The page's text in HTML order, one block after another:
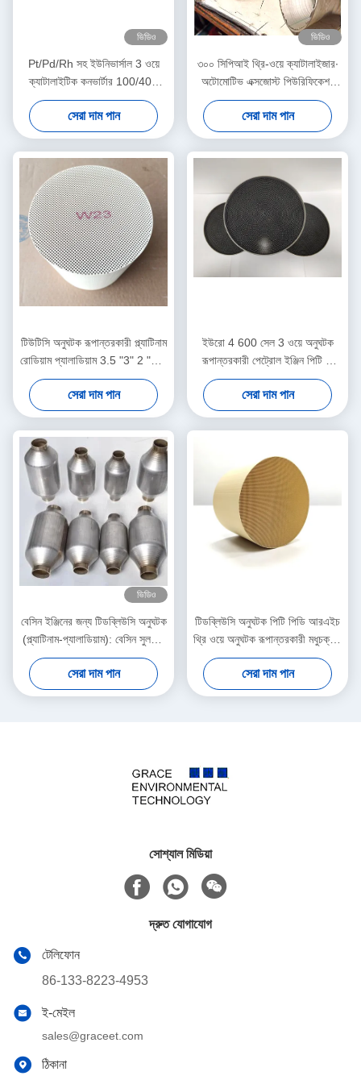
ভিডিও
Pt/Pd/Rh সহ ইউনিভার্সাল 3 ওয়ে
ক্যাটালাইটিক কনভার্টার 100/400
সেল, 2.5 "/3 ইঞ্চি আকার
সেরা দাম পান
ভিডিও
৩০০ সিপিআই থ্রি-ওয়ে ক্যাটালাইজার∙
অটোমোটিভ এক্সজোস্ট পিউরিফিকেশন
সিস্টেম∙ ইউরো ৬ মান পূরণ করে
সেরা দাম পান
টিউটিসি অনুঘটক রূপান্তরকারী প্ল্যাটিনাম
রোডিয়াম প্যালাডিয়াম 3.5 "3" 2 "2.5
ইঞ্চি 200 সেল অনুঘটক রূপান্তরকারী
সেরা দাম পান
ইউরো 4 600 সেল 3 ওয়ে অনুঘটক
রূপান্তরকারী পেট্রোল ইঞ্জিন পিটি পি
আর আর মেটালিক
সেরা দাম পান
ভিডিও
বেসিন ইঞ্জিনের জন্য টিডব্লিউসি অনুঘটক
(প্ল্যাটিনাম-প্যালাডিয়াম): বেসিন সুলফার
হ্রাস করে
সেরা দাম পান
টিডব্লিউসি অনুঘটক পিটি পিডি আরএইচ
থ্রি ওয়ে অনুঘটক রূপান্তরকারী মধুচক্রীয়
উপাদান ইউরো 5 6 400 সেল
সেরা দাম পান
সোশ্যাল মিডিয়া
দ্রুত যোগাযোগ
টেলিফোন
86-133-8223-4953
ই-মেইল
sales@graceet.com
ঠিকানা